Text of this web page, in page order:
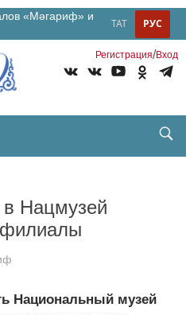
«Мәгариф» и
РУС
ТАТ
Регистрация/Вход
в Нацмузей
филиалы
Национальный музей